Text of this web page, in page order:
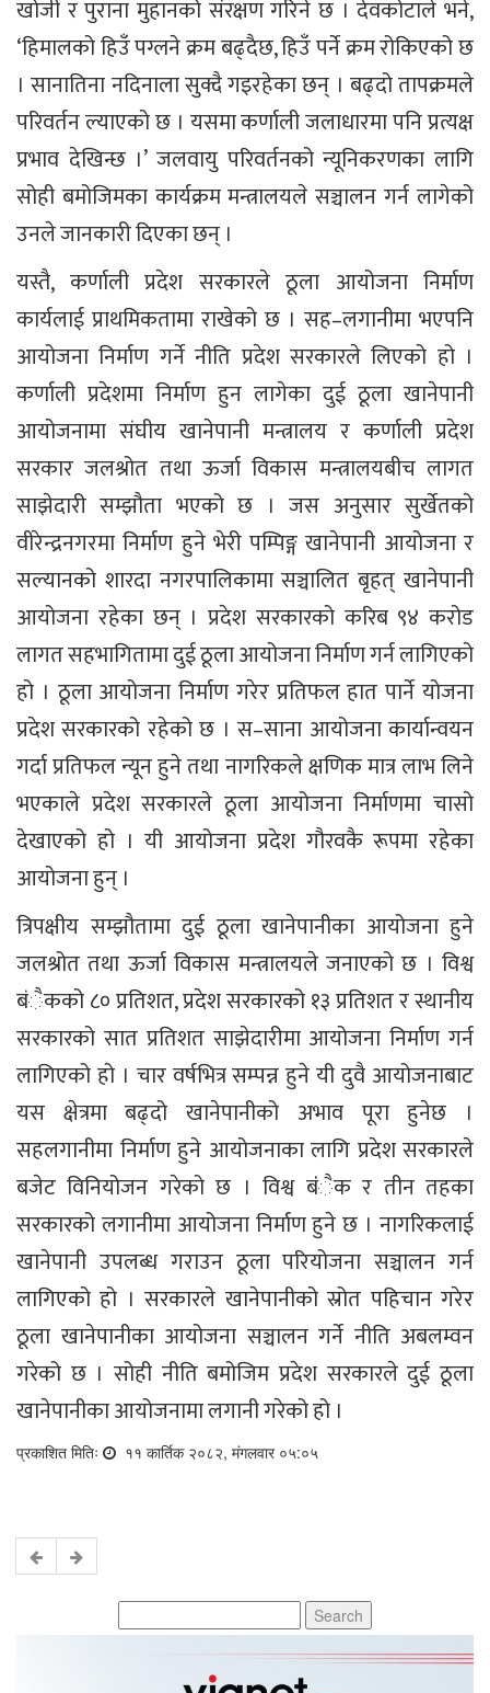
खोजी र पुराना मुहानको संरक्षण गरिने छ । देवकोटाले भने,
‘हिमालको हिउँ पग्लने क्रम बढ्दैछ, हिउँ पर्ने क्रम रोकिएको छ
। सानातिना नदिनाला सुक्दै गइरहेका छन् । बढ्दो तापक्रमले
परिवर्तन ल्याएको छ । यसमा कर्णाली जलाधारमा पनि प्रत्यक्ष
प्रभाव देखिन्छ ।’ जलवायु परिवर्तनको न्यूनिकरणका लागि
सोही बमोजिमका कार्यक्रम मन्त्रालयले सञ्चालन गर्न लागेको
उनले जानकारी दिएका छन् ।
यस्तै, कर्णाली प्रदेश सरकारले ठूला आयोजना निर्माण
कार्यलाई प्राथमिकतामा राखेको छ । सह–लगानीमा भएपनि
आयोजना निर्माण गर्ने नीति प्रदेश सरकारले लिएको हो ।
कर्णाली प्रदेशमा निर्माण हुन लागेका दुई ठूला खानेपानी
आयोजनामा संघीय खानेपानी मन्त्रालय र कर्णाली प्रदेश
सरकार जलश्रोत तथा ऊर्जा विकास मन्त्रालयबीच लागत
साझेदारी सम्झौता भएको छ । जस अनुसार सुर्खेतको
वीरेन्द्रनगरमा निर्माण हुने भेरी पम्पिङ्ग खानेपानी आयोजना र
सल्यानको शारदा नगरपालिकामा सञ्चालित बृहत् खानेपानी
आयोजना रहेका छन् । प्रदेश सरकारको करिब ९४ करोड
लागत सहभागितामा दुई ठूला आयोजना निर्माण गर्न लागिएको
हो । ठूला आयोजना निर्माण गरेर प्रतिफल हात पार्ने योजना
प्रदेश सरकारको रहेको छ । स–साना आयोजना कार्यान्वयन
गर्दा प्रतिफल न्यून हुने तथा नागरिकले क्षणिक मात्र लाभ लिने
भएकाले प्रदेश सरकारले ठूला आयोजना निर्माणमा चासो
देखाएको हो । यी आयोजना प्रदेश गौरवकै रूपमा रहेका
आयोजना हुन् ।
त्रिपक्षीय सम्झौतामा दुई ठूला खानेपानीका आयोजना हुने
जलश्रोत तथा ऊर्जा विकास मन्त्रालयले जनाएको छ । विश्व
बंैकको ८० प्रतिशत, प्रदेश सरकारको १३ प्रतिशत र स्थानीय
सरकारको सात प्रतिशत साझेदारीमा आयोजना निर्माण गर्न
लागिएको हो । चार वर्षभित्र सम्पन्न हुने यी दुवै आयोजनाबाट
यस क्षेत्रमा बढ्दो खानेपानीको अभाव पूरा हुनेछ ।
सहलगानीमा निर्माण हुने आयोजनाका लागि प्रदेश सरकारले
बजेट विनियोजन गरेको छ । विश्व बंंैक र तीन तहका
सरकारको लगानीमा आयोजना निर्माण हुने छ । नागरिकलाई
खानेपानी उपलब्ध गराउन ठूला परियोजना सञ्चालन गर्न
लागिएको हो । सरकारले खानेपानीको स्रोत पहिचान गरेर
ठूला खानेपानीका आयोजना सञ्चालन गर्ने नीति अबलम्वन
गरेको छ । सोही नीति बमोजिम प्रदेश सरकारले दुई ठूला
खानेपानीका आयोजनामा लगानी गरेको हो ।
प्रकाशित मितिः ११ कार्तिक २०८२, मंगलवार ०५:०५
for: